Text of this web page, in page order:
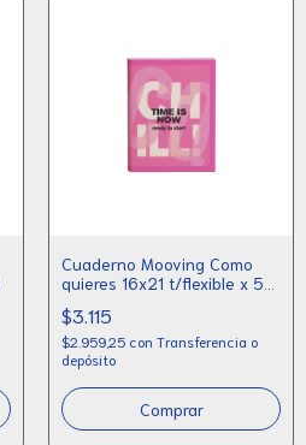
Cuaderno Mooving Como
quieres 16x21 t/flexible x 50
$3.115
$2.959,25 con Transferencia o
depósito